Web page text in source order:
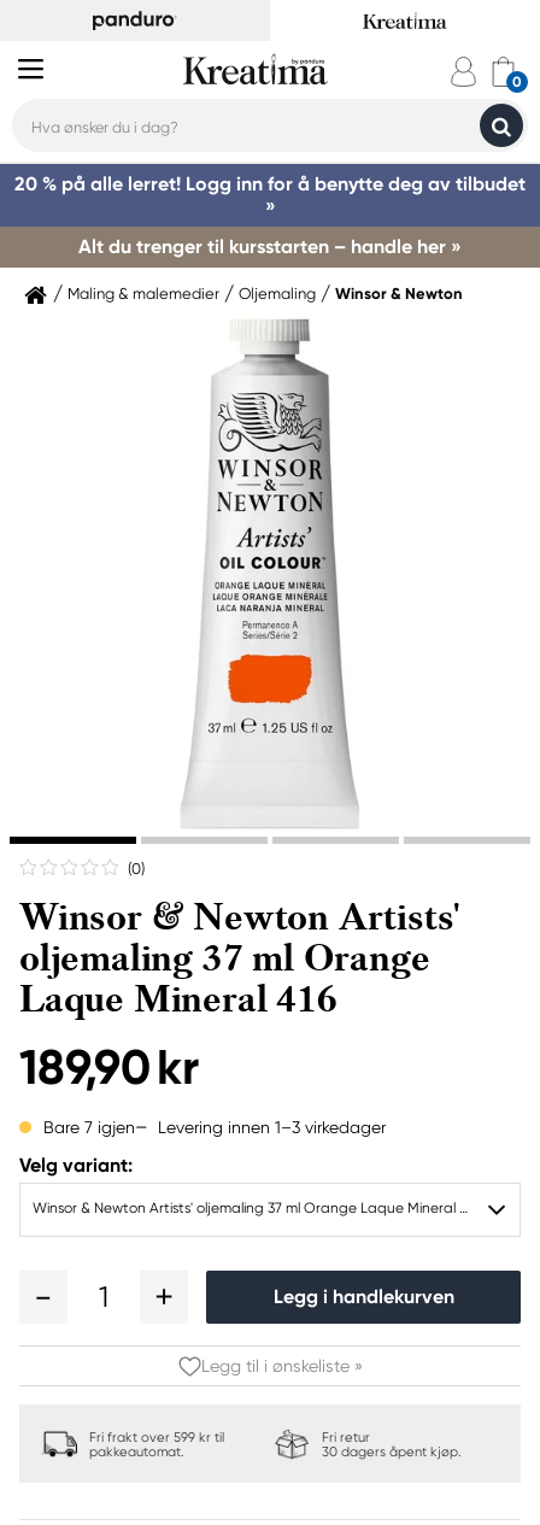
20 % på alle lerret! Logg inn for å benytte deg av tilbudet
»
Alt du trenger til kursstarten – handle her »
Maling & malemedier Oljemaling Winsor & Newton
(0)
Winsor & Newton Artists'
oljemaling 37 ml Orange
Laque Mineral 416
189,90 kr
Bare 7 igjen Levering innen 1–3 virkedager
Velg variant:
Winsor & Newton Artists' oljemaling 37 ml Orange Laque Mineral 416
1 Legg i handlekurven
Legg til i ønskeliste »
Fri frakt over 599 kr til
pakkeautomat.
Fri retur
30 dagers åpent kjøp.